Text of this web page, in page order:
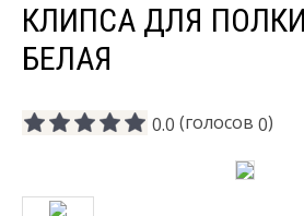
КЛИПСА ДЛЯ
БЕЛАЯ
0.0 (голосов 0)